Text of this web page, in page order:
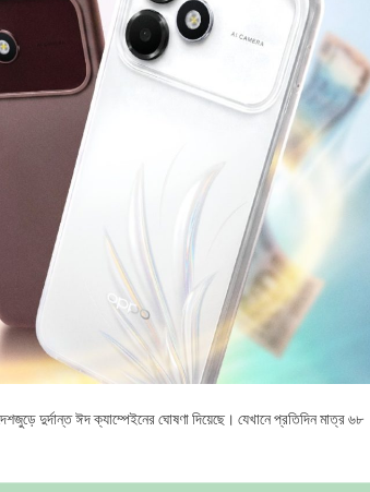
দুর্দান্ত ঈদ ক্যাম্পেইনের ঘোষণা দিয়েছে। যেখানে প্রতিদিন মাত্র ৬৮